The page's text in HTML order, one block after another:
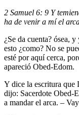
2 Samuel 6: 9 Y
ha de venir a mí el
¿Se da cuenta? ósea,
esto ¿como? No se
esté por aquí cerca,
apareció Obed-Edom.
Y dice la escritura que
dijo: Sacerdote Obed-
a mandar el arca. –